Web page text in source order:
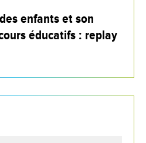
enfants et son
éducatifs : replay